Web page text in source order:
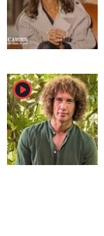
player2